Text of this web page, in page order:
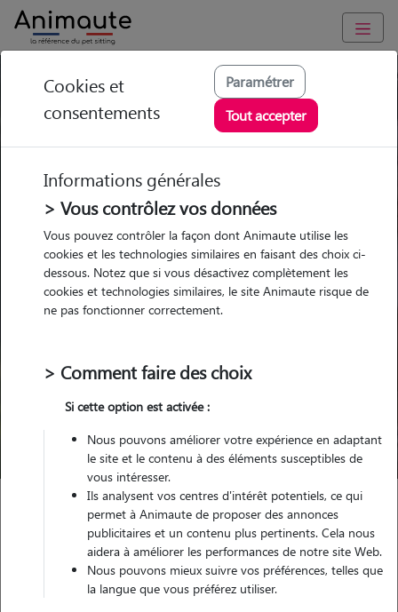
Trouvez votre gardien idéal !
Garde
chez le Pet Sitter
Garde
chez le Pet Sitter
Ville
Trouver mon Pet Sitter
Compte pet sitter qui n'existe plus
Petsitter inactif
Cookies et
consentements
Paramétrer
Tout accepter
Informations générales
> Vous contrôlez vos données
Vous pouvez contrôler la façon dont Animaute utilise les
cookies et les technologies similaires en faisant des choix ci-
dessous. Notez que si vous désactivez complètement les
cookies et technologies similaires, le site Animaute risque de
ne pas fonctionner correctement.
> Comment faire des choix
Si cette option est activée :
Nous pouvons améliorer votre expérience en adaptant
le site et le contenu à des éléments susceptibles de
vous intéresser.
Ils analysent vos centres d'intérêt potentiels, ce qui
permet à Animaute de proposer des annonces
publicitaires et un contenu plus pertinents. Cela nous
aidera à améliorer les performances de notre site Web.
Nous pouvons mieux suivre vos préférences, telles que
la langue que vous préférez utiliser.